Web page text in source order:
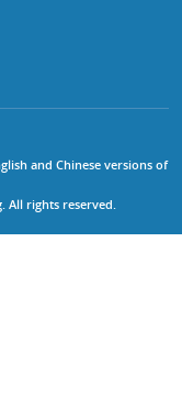
and Chinese versions of
All rights reserved.